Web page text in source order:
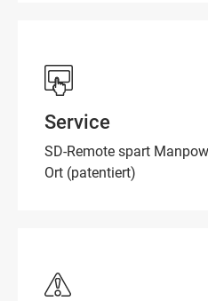
Service
SD-Remote spart
Ort (patentiert)